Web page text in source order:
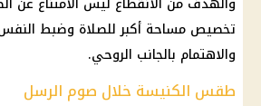
تخصيص مساحة أكبر للصلاة وضبط
والاهتمام بالجانب الروحي.
طقس الكنيسة خلال صوم الرسل